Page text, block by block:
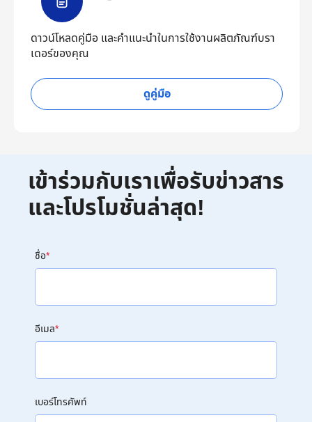
ดาวน์โหลดคู่มือ และคำแนะนำในการใช้งานผลิตภัณฑ์บรา
เดอร์ของคุณ
ดูคู่มือ
เข้าร่วมกับเราเพื่อรับข่าวสาร
และโปรโมชั่นล่าสุด!
ชื่อ*
อีเมล*
เบอร์โทรศัพท์